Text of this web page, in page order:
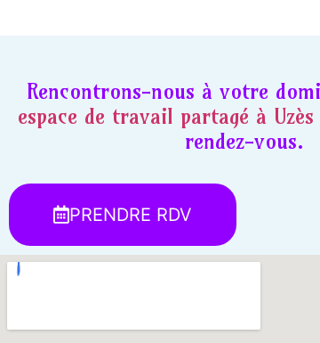
Rencontrons-nous à votre
espace de travail partagé à Uzès
rendez-vous.
PRENDRE RDV